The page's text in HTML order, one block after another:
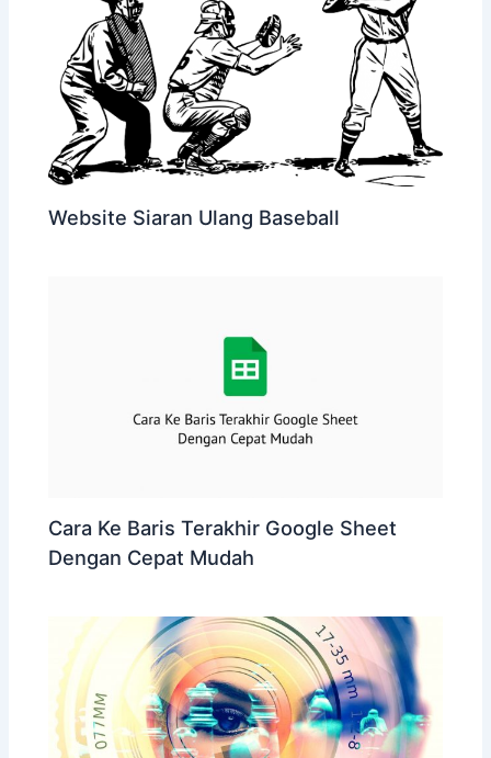
Website Siaran Ulang Baseball
Cara Ke Baris Terakhir Google Sheet
Dengan Cepat Mudah